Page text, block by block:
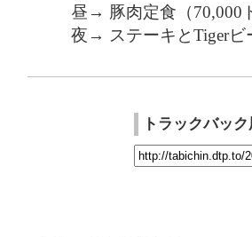
昼→ 豚肉定食（70,000
夜→ ステーキとTigerビ
トラックバッ